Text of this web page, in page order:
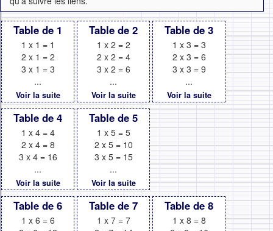
Table de 1
1 x 1 = 1
2 x 1 = 2
3 x 1 = 3
...
Voir la suite
Table de 2
1 x 2 = 2
2 x 2 = 4
3 x 2 = 6
...
Voir la suite
Table de 3
1 x 3 = 3
2 x 3 = 6
3 x 3 = 9
...
Voir la suite
Table de 4
1 x 4 = 4
2 x 4 = 8
3 x 4 = 16
...
Voir la suite
Table de 5
1 x 5 = 5
2 x 5 = 10
3 x 5 = 15
...
Voir la suite
Table de 6
1 x 6 = 6
Table de 7
1 x 7 = 7
Table de 8
1 x 8 = 8